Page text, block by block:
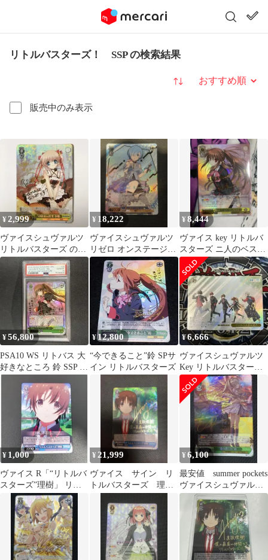
リトルバスターズ！ SSP の検索結果
販売中のみ表示
並び替え
¥2,999
ヴァイスシュヴァルツ
リトルバスターズ のほ
ほん担当 小毬 SP サイ
¥ 18,222
ヴァイスシュヴァルツ
リゼロ オンステージ！
レム SSP/サイン
¥8,444
ヴァイス key リトルバ
スターズ ニ人のベスト
プレイス 鈴 SEC
¥56,800
PSA10 WS リトバス 大
好きなところ 鈴 SSP サ
¥ 12,800
“今できること”鈴 SPサ
イン リトルバスターズ
¥6,666
ヴァイスシュヴァルツ
Key リトルバスター
ズ！ SSP
¥ 1,000
ヴァイス R「“リトルバ
スターズ”理樹」 リト
バス
¥21,999
ヴァイス サイン リ
トルバスターズ 理
¥6,100
最安値 summer pockets
ヴァイスシュヴァルツ
夏の思い出 紬SP